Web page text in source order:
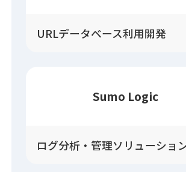
URLデータベース利用開発
Sumo Logic
ログ分析・管理ソリューショ